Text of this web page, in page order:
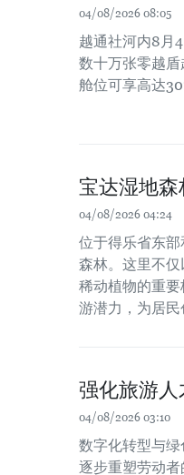
04/08/2026 08:05
越通社河内8月
数十万张零越
舱位可享高达
宝达湿地
04/08/2026 04:24
位于得乐省东
森林。这里不
稀动植物的重
游潜力，为居民
强化旅游
04/08/2026 03:10
数字化转型与
逐步重塑劳动